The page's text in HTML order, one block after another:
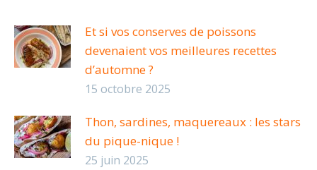
Et si vos conserves de poissons
devenaient vos meilleures recettes
d’automne ?
15 octobre 2025
Thon, sardines, maquereaux : les stars
du pique-nique !
25 juin 2025